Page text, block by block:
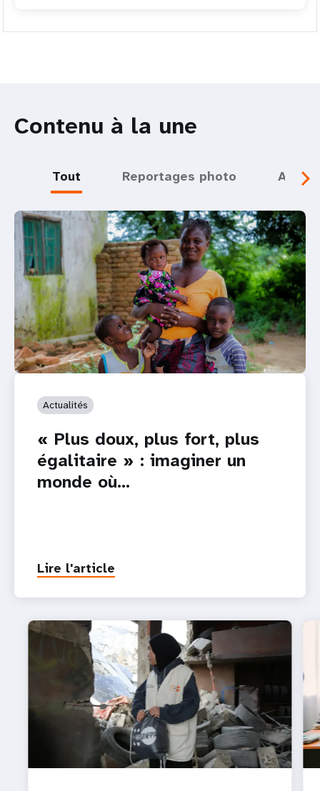
Contenu à la une
Tout Reportages photo
Actualités
« Plus doux, plus fort, plus
égalitaire » : imaginer un
monde où…
Lire l'article